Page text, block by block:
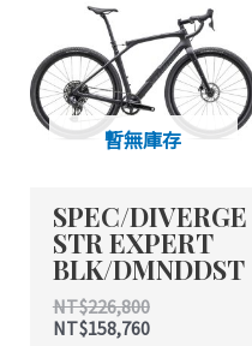
暫無庫存
SPEC/DIVERGE
STR EXPERT
BLK/DMNDDST
NT$226,800
格：
NT$226,800。
NT$158,760
格：
NT$158,760。